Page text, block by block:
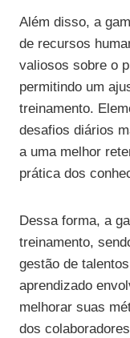
Além disso, a
de recursos
valiosos sobre o
permitindo um
treinamento.
desafios diários
a uma melhor
prática dos
Dessa forma, a
treinamento,
gestão de
aprendizado
melhorar suas
dos